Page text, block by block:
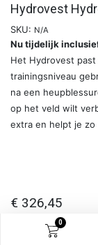
0
Hydrovest
SKU: N/A
Nu tijdelijk inclusief
Het Hydrovest
trainingsniveau
na een
op het veld wilt
extra en helpt je
€ 326,45
In